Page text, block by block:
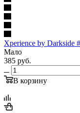
Xperience by Darkside
Мало
385 руб.
В корзину